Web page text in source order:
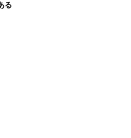
る